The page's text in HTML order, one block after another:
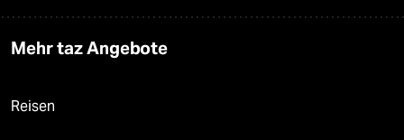
Mehr taz Angebote
Reisen